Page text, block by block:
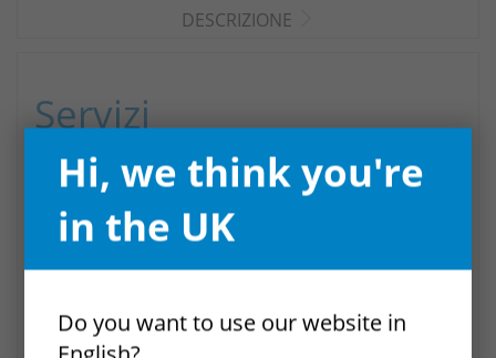
DESCRIZIONE
Servizi
Spazio esterno
BBQ
Asciugamani da spiaggia
Piscina
Terrazzo ombreggiato
Hi, we think you're
in the UK
Do you want to use our website in